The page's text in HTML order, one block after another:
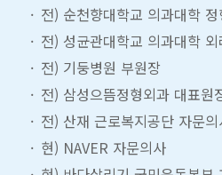
전) 순천향대학교 의과대학
전) 성균관대학교 의과대학
전) 기둥병원 부원장
전) 삼성으뜸정형외과 대표원
전) 산재 근로복지공단 자문
현) NAVER 자문의사